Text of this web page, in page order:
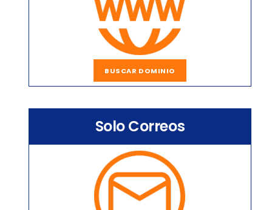
BUSCAR DOMINIO
Solo Correos